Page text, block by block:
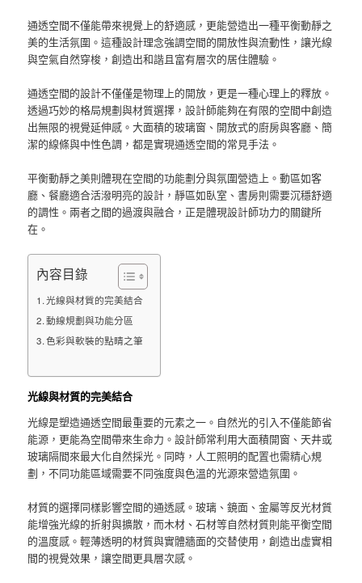
通透空間不僅能帶來視覺上的舒適感，更能營造出一種平衡動靜之
美的生活氛圍。這種設計理念強調空間的開放性與流動性，讓光線
與空氣自然穿梭，創造出和諧且富有層次的居住體驗。
通透空間的設計不僅僅是物理上的開放，更是一種心理上的釋放。
透過巧妙的格局規劃與材質選擇，設計師能夠在有限的空間中創造
出無限的視覺延伸感。大面積的玻璃窗、開放式的廚房與客廳、簡
潔的線條與中性色調，都是實現通透空間的常見手法。
平衡動靜之美則體現在空間的功能劃分與氛圍營造上。動區如客
廳、餐廳適合活潑明亮的設計，靜區如臥室、書房則需要沉穩舒適
的調性。兩者之間的過渡與融合，正是體現設計師功力的關鍵所
在。
內容目錄
光線與材質的完美結合
動線規劃與功能分區
色彩與軟裝的點睛之筆
光線與材質的完美結合
光線是塑造通透空間最重要的元素之一。自然光的引入不僅能節省
能源，更能為空間帶來生命力。設計師常利用大面積開窗、天井或
玻璃隔間來最大化自然採光。同時，人工照明的配置也需精心規
劃，不同功能區域需要不同強度與色溫的光源來營造氛圍。
材質的選擇同樣影響空間的通透感。玻璃、鏡面、金屬等反光材質
能增強光線的折射與擴散，而木材、石材等自然材質則能平衡空間
的溫度感。輕薄透明的材質與實體牆面的交替使用，創造出虛實相
間的視覺效果，讓空間更具層次感。